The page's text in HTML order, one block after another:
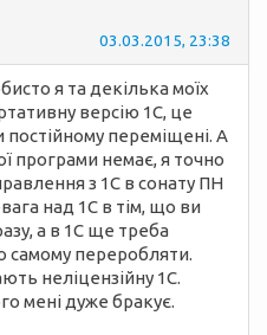
03.03.2015, 23:38
я та декілька моїх
версію 1С, це
переміщені. А
програми немає, я точно
з 1С в сонату ПН
над 1С в тім, що ви
а в 1С ще треба
самому переробляти.
неліцензійну 1С.
мені дуже бракує.